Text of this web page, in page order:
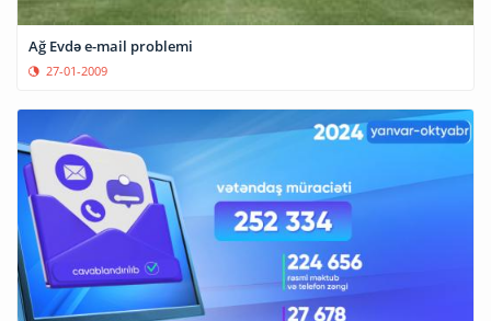
Ağ Evdə e-mail problemi
27-01-2009